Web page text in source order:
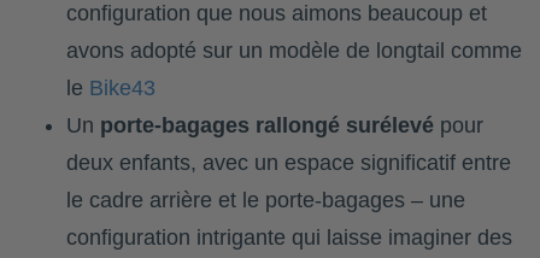
configuration que nous aimons beaucoup et
avons adopté sur un modèle de longtail comme
le Bike43
Un porte-bagages rallongé surélevé pour
deux enfants, avec un espace significatif entre
le cadre arrière et le porte-bagages – une
configuration intrigante qui laisse imaginer des